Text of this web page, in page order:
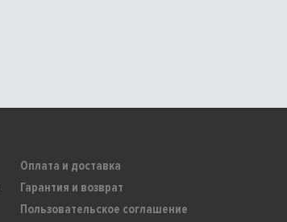
Оплата и доставка
Гарантия и возврат
Пользовательское соглашение